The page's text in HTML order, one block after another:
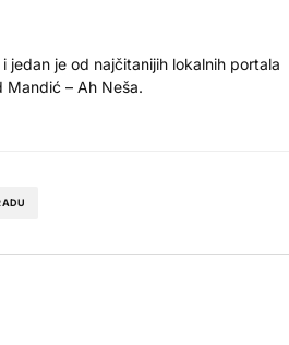
jedan je od najčitanijih lokalnih portala
Mandić – Ah Neša.